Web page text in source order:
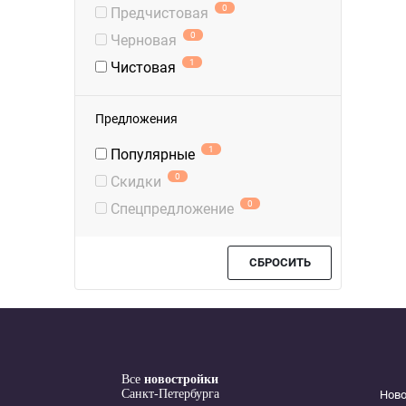
Предчистовая 0
Черновая 0
Чистовая 1
Предложения
Популярные 1
Скидки 0
Спецпредложение 0
СБРОСИТЬ
Все новостройки
Санкт-Петербурга